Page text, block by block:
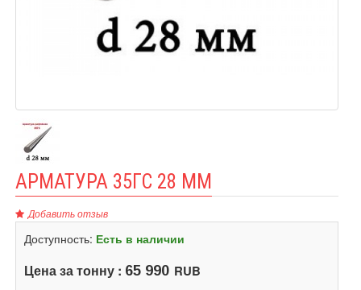
АРМАТУРА 35ГС 28 ММ
Добавить отзыв
Доступность: Есть в наличии
Цена за тонну : 65 990 RUB